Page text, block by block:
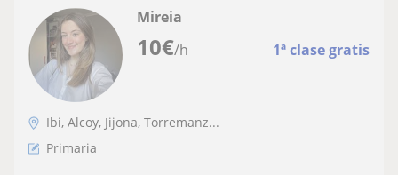
10€/h 1ª clase gratis
Mireia
Ibi, Alcoy, Jijona, Torremanz...
Primaria